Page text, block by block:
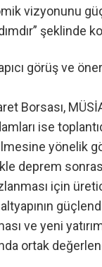
vizyonunu
şeklinde
görüş ve
Borsası,
ise
yönelik
deprem
için
ve yeni
ortak